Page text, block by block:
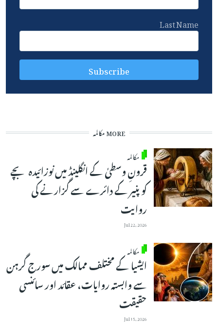
Last Name
MORE مکالمہ
مکالمہ
قرونِ وسطیٰ کے انگلینڈ میں نوزائیدہ بچے
کو پنیر کے دائرے سے گزارنے کی
روایت
Jul 22, 2026
مکالمہ
ایشیا کے مختلف ممالک میں سورج گرہن
سے وابستہ روایات، عقائد اور سائنسی
حقیقت
Jul 15, 2026